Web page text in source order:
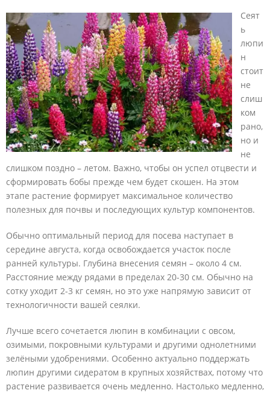
Сеят
ь
люпи
н
стоит
не
слиш
ком
рано,
но и
не
слишком поздно – летом. Важно, чтобы он успел отцвести и
сформировать бобы прежде чем будет скошен. На этом
этапе растение формирует максимальное количество
полезных для почвы и последующих культур компонентов.
Обычно оптимальный период для посева наступает в
середине августа, когда освобождается участок после
ранней культуры. Глубина внесения семян – около 4 см.
Расстояние между рядами в пределах 20-30 см. Обычно на
сотку уходит 2-3 кг семян, но это уже напрямую зависит от
технологичности вашей сеялки.
Лучше всего сочетается люпин в комбинации с овсом,
озимыми, покровными культурами и другими однолетними
зелёными удобрениями. Особенно актуально поддержать
люпин другими сидератом в крупных хозяйствах, потому что
растение развивается очень медленно. Настолько медленно,